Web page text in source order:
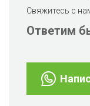
Свяжитесь с
Ответим